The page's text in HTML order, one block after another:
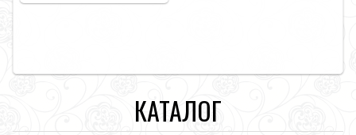
КАТАЛОГ